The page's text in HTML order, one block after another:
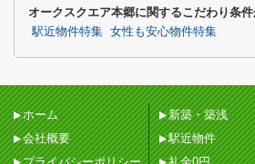
オークスクエア本郷に関するこだわり条
駅近物件特集 女性も安心物件特集
ホーム
会社概要
新築・築浅
駅近物件